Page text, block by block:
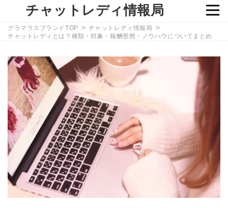
チャットレディ情報局
グラマラスブランドTOP
チャットレディ情報局
チャットレディとは？種類・対象・報酬形態・ノウハウについてまとめ